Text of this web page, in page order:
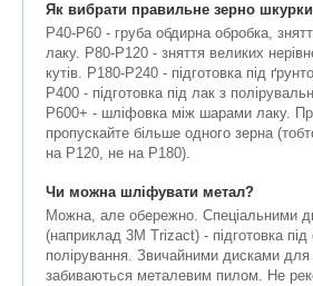
Як вибрати правильне зерно
P40-P60 - груба обдирна обробка,
лаку. P80-P120 - зняття великих
кутів. P180-P240 - підготовка під
P400 - підготовка під лак з
P600+ - шліфовка між шарами лаку.
пропускайте більше одного зерна
на P120, не на P180).
Чи можна шліфувати метал?
Можна, але обережно. Спеціальними
(наприклад 3M Trizact) - підготовка
полірування. Звичайними дисками
забиваються металевим пилом. Не